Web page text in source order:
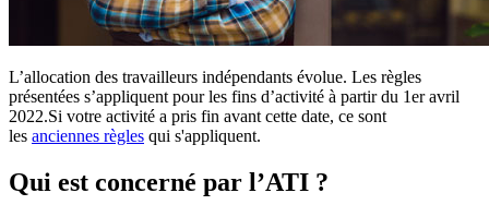
L’allocation des travailleurs indépendants évolue. Les règles
présentées s’appliquent pour les fins d’activité à partir du 1er avril
2022.Si votre activité a pris fin avant cette date, ce sont
les anciennes règles qui s'appliquent.
Qui est concerné par l’ATI ?